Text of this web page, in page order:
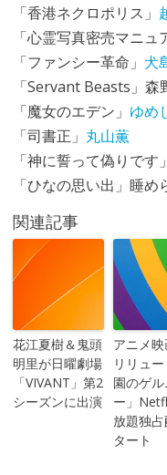
「香港ネクロポリス」
「心霊写真密売マニュ
「ファンシー革命」 犬
「Servant Beasts」森
「魔女のエデン」 ゆめ
「司書正」 丸山薫
「神に誓って偽りです」
「ひなの思い出」睡
関連記事
花江夏樹＆鬼頭
明里が日曜劇場
「VIVANT」第2
シーズンに出演
アニメ
リリュ
園のゲル
ー」
放題独
タート